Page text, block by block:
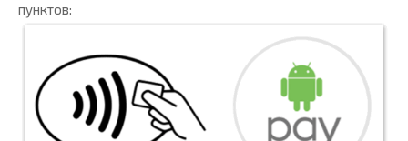
пунктов: